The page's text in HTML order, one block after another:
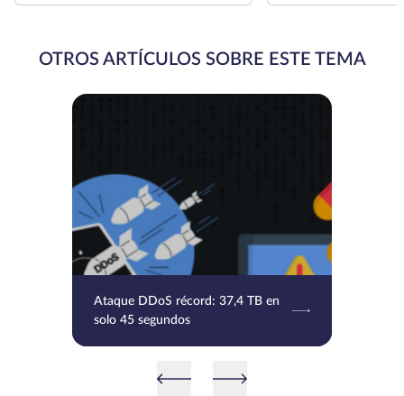
OTROS ARTÍCULOS SOBRE ESTE TEMA
Ataque DDoS récord: 37,4 TB en
solo 45 segundos